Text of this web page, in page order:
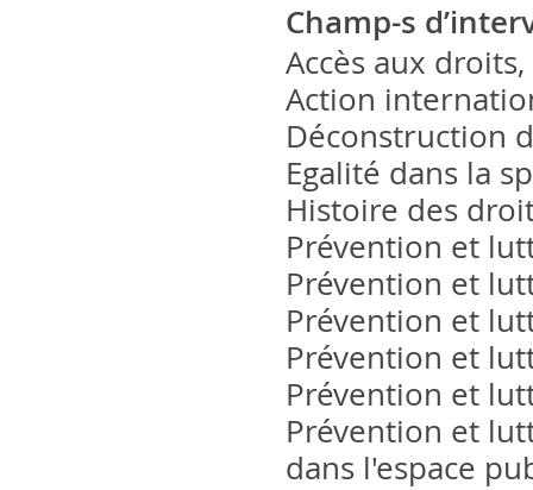
Champ-s
Accès aux
Action
Déconstruction
Egalité dans la
Histoire des
Prévention et
Prévention et
Prévention et
Prévention et
Prévention et
Prévention et
dans l'espace